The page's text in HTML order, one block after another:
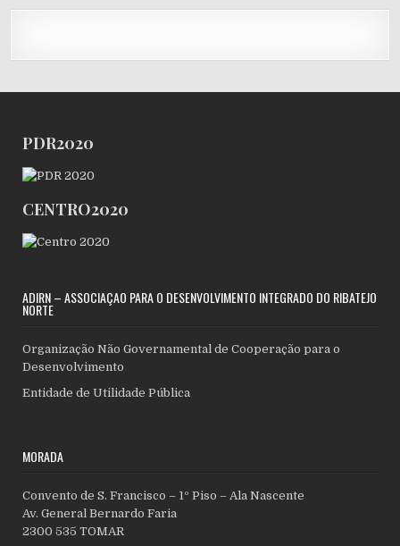
PDR2020
CENTRO2020
ADIRN – ASSOCIAÇÃO PARA O DESENVOLVIMENTO INTEGRADO DO RIBATEJO
NORTE
Organização Não Governamental de Cooperação para o
Desenvolvimento
Entidade de Utilidade Pública
MORADA
Convento de S. Francisco – 1º Piso – Ala Nascente
Av. General Bernardo Faria
2300 535 TOMAR